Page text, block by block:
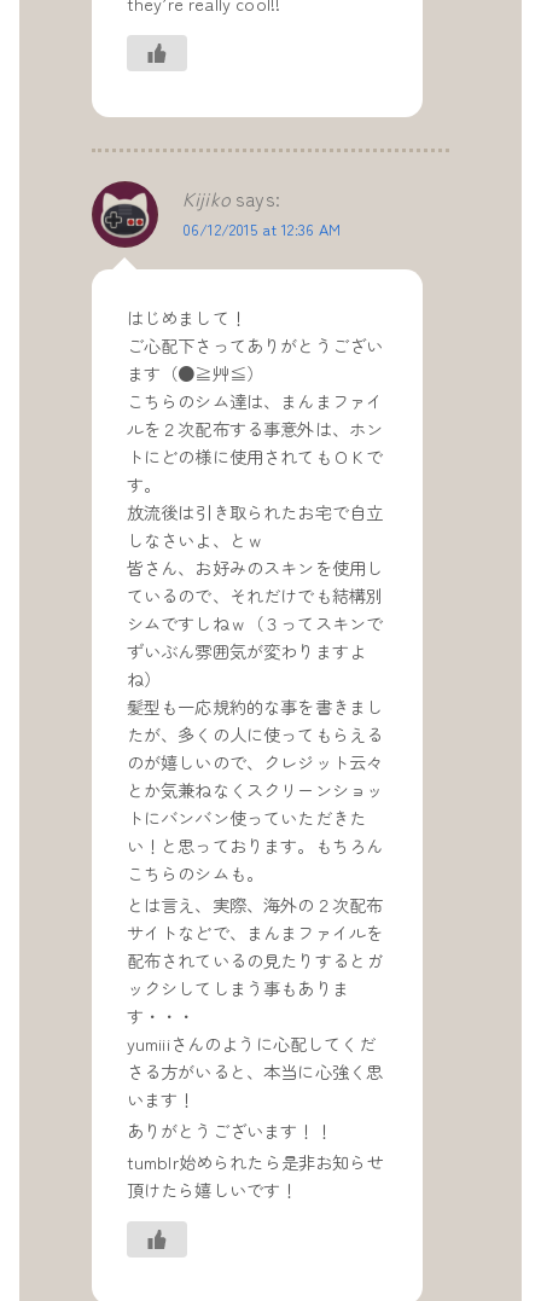
Kijiko says:
06/12/2015 at 12:36 AM
はじめまして！
ご心配下さってありがとうござい
ます（●≧艸≦）
こちらのシム達は、まんまファイ
ルを２次配布する事意外は、ホン
トにどの様に使用されてもＯＫで
す。
放流後は引き取られたお宅で自立
しなさいよ、とｗ
皆さん、お好みのスキンを使用し
ているので、それだけでも結構別
シムですしねｗ（３ってスキンで
ずいぶん雰囲気が変わりますよ
ね）
髪型も一応規約的な事を書きまし
たが、多くの人に使ってもらえる
のが嬉しいので、クレジット云々
とか気兼ねなくスクリーンショッ
トにバンバン使っていただきた
い！と思っております。もちろん
こちらのシムも。
とは言え、実際、海外の２次配布
サイトなどで、まんまファイルを
配布されているの見たりするとガ
ックシしてしまう事もありま
す・・・
yumiiiさんのように心配してくだ
さる方がいると、本当に心強く思
います！
ありがとうございます！！
tumblr始められたら是非お知らせ
頂けたら嬉しいです！